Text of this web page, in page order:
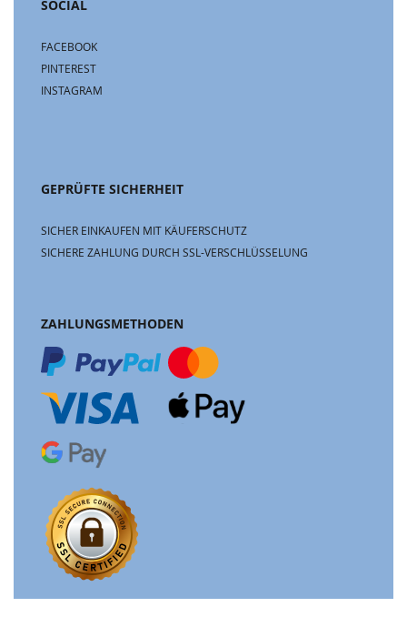
SOCIAL
FACEBOOK
PINTEREST
INSTAGRAM
GEPRÜFTE SICHERHEIT
SICHER EINKAUFEN MIT KÄUFERSCHUTZ
SICHERE ZAHLUNG DURCH SSL-VERSCHLÜSSELUNG
ZAHLUNGSMETHODEN